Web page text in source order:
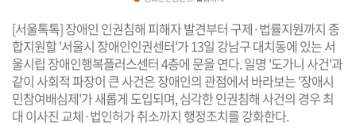
[서울톡톡] 장애인 인권침해 피해자 발견부터 구제·법률지원까지 종
합지원할 '서울시 장애인인권센터'가 13일 강남구 대치동에 있는 서
울시립 장애인행복플러스센터 4층에 문을 연다. 일명 '도가니 사건'과
같이 사회적 파장이 큰 사건은 장애인의 관점에서 바라보는 '장애시
민참여배심제'가 새롭게 도입되며, 심각한 인권침해 사건의 경우 최
대 이사진 교체·법인허가 취소까지 행정조치를 강화한다.